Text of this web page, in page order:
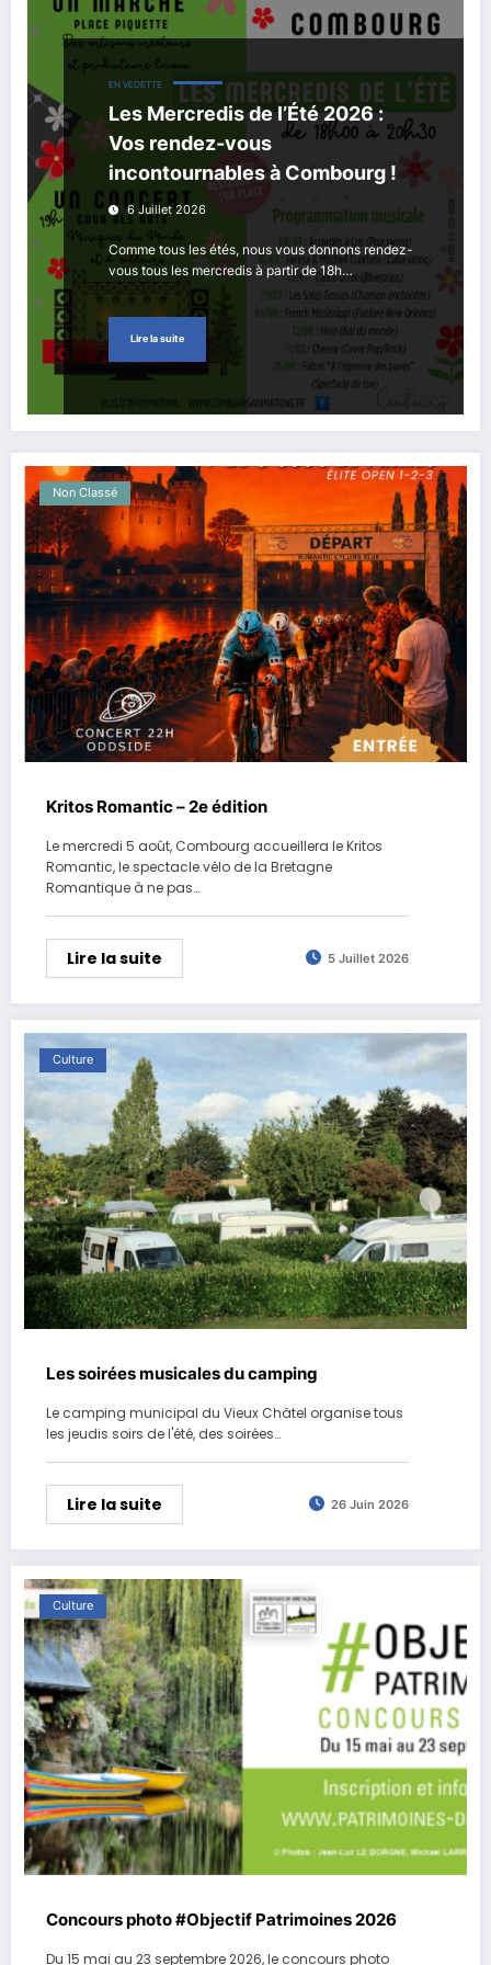
EN VEDETTE
Les Mercredis de l’Été 2026 :
Vos rendez-vous
incontournables à Combourg !
6 Juillet 2026
Comme tous les étés, nous vous donnons rendez-
vous tous les mercredis à partir de 18h…
Lire la suite
Non Classé
Kritos Romantic – 2e édition
Le mercredi 5 août, Combourg accueillera le Kritos
Romantic, le spectacle vélo de la Bretagne
Romantique à ne pas…
Lire la suite 5 Juillet 2026
Culture
Les soirées musicales du camping
Le camping municipal du Vieux Châtel organise tous
les jeudis soirs de l'été, des soirées…
Lire la suite 26 Juin 2026
Culture
Concours photo #Objectif Patrimoines 2026
Du 15 mai au 23 septembre 2026, le concours photo